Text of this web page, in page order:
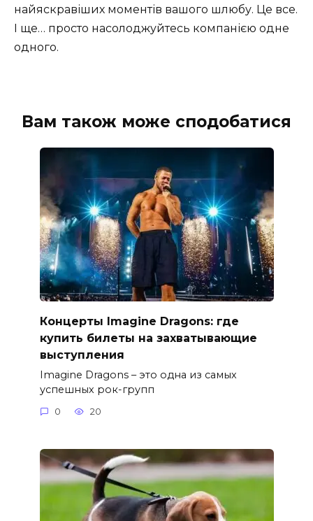
найяскравіших моментів вашого шлюбу. Це все.
І ще… просто насолоджуйтесь компанією одне
одного.
Вам також може сподобатися
Концерты Imagine Dragons: где
купить билеты на захватывающие
выступления
Imagine Dragons – это одна из самых
успешных рок-групп
0 20